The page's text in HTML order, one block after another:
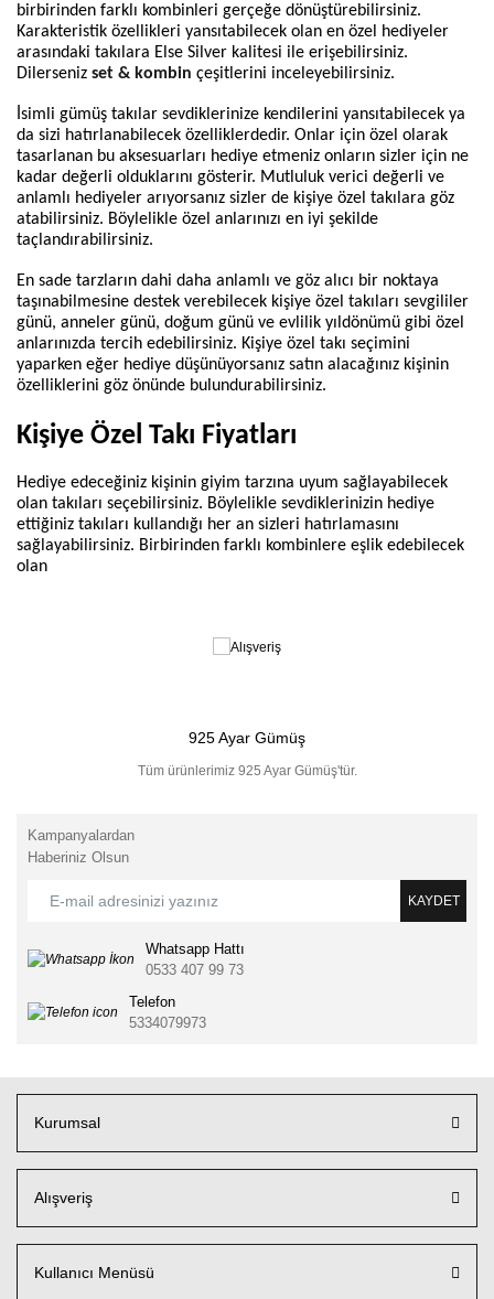
birbirinden farklı kombinleri gerçeğe dönüştürebilirsiniz.
Karakteristik özellikleri yansıtabilecek olan en özel hediyeler
arasındaki takılara Else Silver kalitesi ile erişebilirsiniz.
Dilerseniz set & kombin çeşitlerini inceleyebilirsiniz.
İsimli gümüş takılar sevdiklerinize kendilerini yansıtabilecek ya
da sizi hatırlanabilecek özelliklerdedir. Onlar için özel olarak
tasarlanan bu aksesuarları hediye etmeniz onların sizler için ne
kadar değerli olduklarını gösterir. Mutluluk verici değerli ve
anlamlı hediyeler arıyorsanız sizler de kişiye özel takılara göz
atabilirsiniz. Böylelikle özel anlarınızı en iyi şekilde
taçlandırabilirsiniz.
En sade tarzların dahi daha anlamlı ve göz alıcı bir noktaya
taşınabilmesine destek verebilecek kişiye özel takıları sevgililer
günü, anneler günü, doğum günü ve evlilik yıldönümü gibi özel
anlarınızda tercih edebilirsiniz. Kişiye özel takı seçimini
yaparken eğer hediye düşünüyorsanız satın alacağınız kişinin
özelliklerini göz önünde bulundurabilirsiniz.
Kişiye Özel Takı Fiyatları
Hediye edeceğiniz kişinin giyim tarzına uyum sağlayabilecek
olan takıları seçebilirsiniz. Böylelikle sevdiklerinizin hediye
ettiğiniz takıları kullandığı her an sizleri hatırlamasını
sağlayabilirsiniz. Birbirinden farklı kombinlere eşlik edebilecek
olan
Ücretsiz Kargo
100 TL ve üzeri siparişlerde kargo ücretsiz.
Kampanyalardan
Haberiniz Olsun
KAYDET
Whatsapp Hattı
0533 407 99 73
Telefon
5334079973
Kurumsal
Alışveriş
Kullanıcı Menüsü